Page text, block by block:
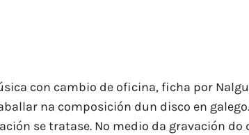
con cambio de oficina, ficha por
na composición dun disco en
se tratase. No medio da gravación do